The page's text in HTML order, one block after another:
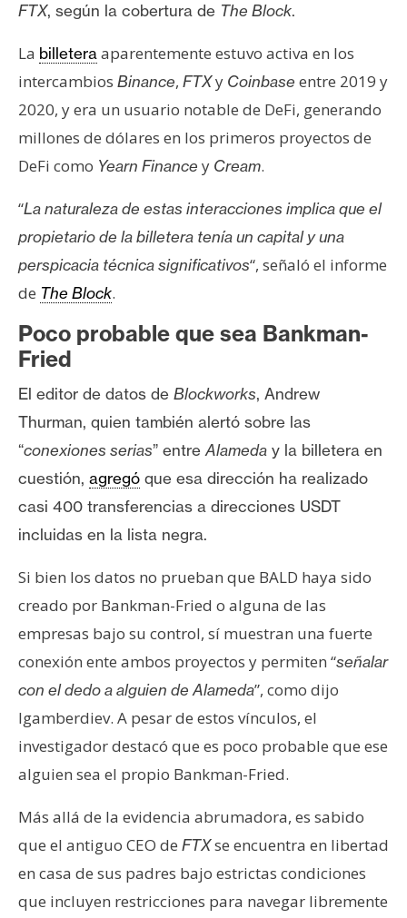
FTX, según la cobertura de The Block.
La billeteraaparentemente estuvo activa en los
intercambios Binance, FTXy Coinbase entre 2019 y
2020, y era un usuario notable de DeFi, generando
millones de dólares en los primeros proyectos de
DeFi como Yearn Finance y Cream.
“La naturaleza de estas interacciones implica que el
propietario de la billetera tenía un capital y una
perspicacia técnica significativos“, señaló el informe
de The Block.
Poco probable que sea Bankman-
Fried
El editor de datos de Blockworks, Andrew
Thurman, quien también alertó sobre las
“conexiones serias” entreAlameda y la billetera en
cuestión, agregó que esa dirección ha realizado
casi 400 transferencias a direcciones USDT
incluidas en la lista negra.
Si bien los datos no prueban que BALD haya sido
creado por Bankman-Fried o alguna de las
empresas bajo su control, sí muestran una fuerte
conexión ente ambos proyectos y permiten “señalar
con el dedo a alguien de Alameda”, como dijo
Igamberdiev. A pesar de estos vínculos, el
investigador destacó que es poco probable que ese
alguien sea el propio Bankman-Fried.
Más allá de la evidencia abrumadora, es sabido
que el antiguo CEO de FTXse encuentra en libertad
en casa de sus padres bajo estrictas condiciones
que incluyen restricciones para navegar libremente